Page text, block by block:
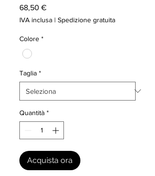
68,50 €Prezzo
IVA inclusa | Spedizione gratuita
Colore *
Taglia *
Quantità *
Acquista ora